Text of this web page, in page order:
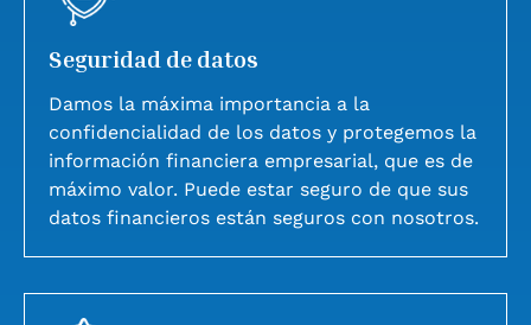
Seguridad de datos
Damos la máxima importancia a la
confidencialidad de los datos y protegemos la
información financiera empresarial, que es de
máximo valor. Puede estar seguro de que sus
datos financieros están seguros con nosotros.